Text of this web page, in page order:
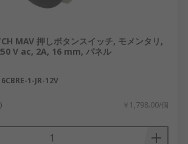
MAV 押しボタンスイッチ, モメンタリ,
V ac, 2A, 16 mm, パネル
1-JR-12V
￥1,798.00/個